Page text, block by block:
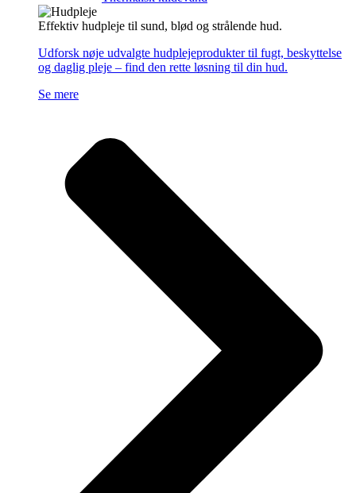
Effektiv hudpleje til sund, blød og strålende hud.
Udforsk nøje udvalgte hudplejeprodukter til fugt, beskyttelse
og daglig pleje – find den rette løsning til din hud.
Se mere